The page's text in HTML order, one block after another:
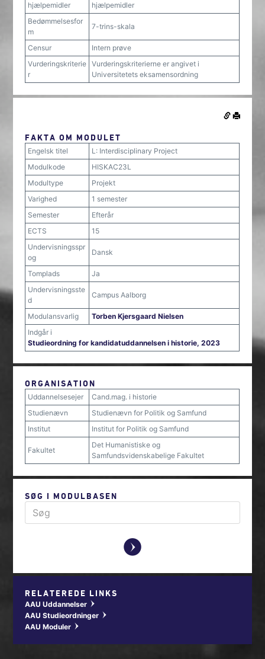
hjælpemidler
hjælpemidler
Bedømmelsesfor
m
7-trins-skala
Censur
Intern prøve
Vurderingskriterie
r
Vurderingskriterierne er angivet i
Universitetets eksamensordning
FAKTA OM MODULET
Engelsk titel
L: Interdisciplinary Project
Modulkode
HISKAC23L
Modultype
Projekt
Varighed
1 semester
Semester
Efterår
ECTS
15
Undervisningsspr
og
Dansk
Tomplads
Ja
Undervisningsste
d
Campus Aalborg
Modulansvarlig
Torben Kjersgaard Nielsen
Indgår i
Studieordning for kandidatuddannelsen i historie, 2023
ORGANISATION
Uddannelsesejer
Cand.mag. i historie
Studienævn
Studienævn for Politik og Samfund
Institut
Institut for Politik og Samfund
Fakultet
Det Humanistiske og
Samfundsvidenskabelige Fakultet
SØG I MODULBASEN
y
RELATEREDE LINKS
AAU Uddannelser w
AAU Studieordninger w
AAU Moduler w